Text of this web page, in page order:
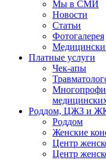
Мы в СМИ
Новости
Статьи
Фотогалерея
Платные услуги
Чек-апы
Роддом, ЦЖЗ и
Роддом
Женские
Центр
Центр